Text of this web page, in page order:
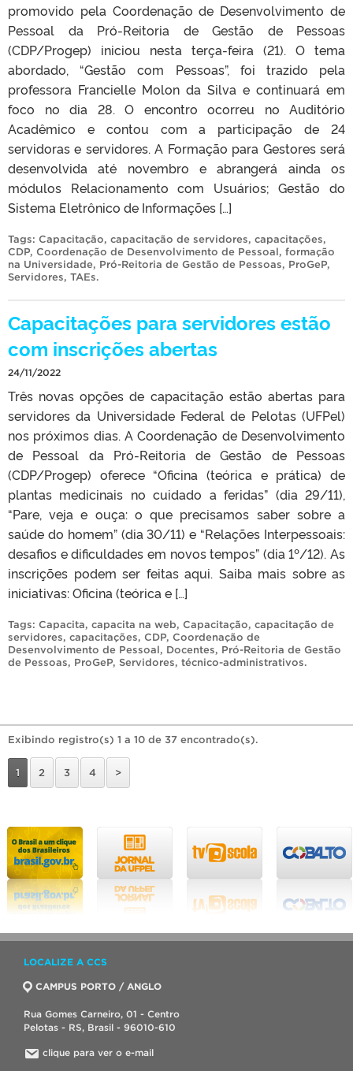
promovido pela Coordenação de Desenvolvimento de
Pessoal da Pró-Reitoria de Gestão de Pessoas
(CDP/Progep) iniciou nesta terça-feira (21). O tema
abordado, “Gestão com Pessoas”, foi trazido pela
professora Francielle Molon da Silva e continuará em
foco no dia 28. O encontro ocorreu no Auditório
Acadêmico e contou com a participação de 24
servidoras e servidores. A Formação para Gestores será
desenvolvida até novembro e abrangerá ainda os
módulos Relacionamento com Usuários; Gestão do
Sistema Eletrônico de Informações […]
Tags: Capacitação, capacitação de servidores, capacitações,
CDP, Coordenação de Desenvolvimento de Pessoal, formação
na Universidade, Pró-Reitoria de Gestão de Pessoas, ProGeP,
Servidores, TAEs.
Capacitações para servidores estão
com inscrições abertas
24/11/2022
Três novas opções de capacitação estão abertas para
servidores da Universidade Federal de Pelotas (UFPel)
nos próximos dias. A Coordenação de Desenvolvimento
de Pessoal da Pró-Reitoria de Gestão de Pessoas
(CDP/Progep) oferece “Oficina (teórica e prática) de
plantas medicinais no cuidado a feridas” (dia 29/11),
“Pare, veja e ouça: o que precisamos saber sobre a
saúde do homem” (dia 30/11) e “Relações Interpessoais:
desafios e dificuldades em novos tempos” (dia 1º/12). As
inscrições podem ser feitas aqui. Saiba mais sobre as
iniciativas: Oficina (teórica e […]
Tags: Capacita, capacita na web, Capacitação, capacitação de
servidores, capacitações, CDP, Coordenação de
Desenvolvimento de Pessoal, Docentes, Pró-Reitoria de Gestão
de Pessoas, ProGeP, Servidores, técnico-administrativos.
Exibindo registro(s) 1 a 10 de 37 encontrado(s).
1 2 3 4 >
LOCALIZE A CCS
CAMPUS PORTO / ANGLO
Rua Gomes Carneiro, 01 - Centro
Pelotas - RS, Brasil - 96010-610
clique para ver o e-mail